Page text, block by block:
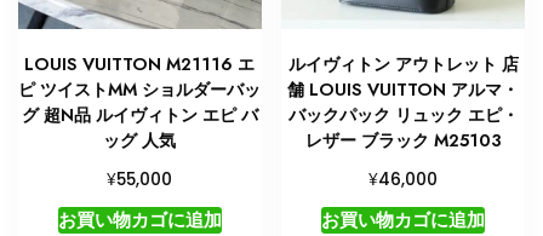
LOUIS VUITTON M21116 エ
ピ ツイストMM ショルダーバッ
グ 超N品 ルイヴィトン エピ バ
ッグ 人気
¥55,000
お買い物カゴに追加
ルイヴィトン アウトレット 店
舗 LOUIS VUITTON アルマ・
バックパック リュック エピ・
レザー ブラック M25103
¥46,000
お買い物カゴに追加